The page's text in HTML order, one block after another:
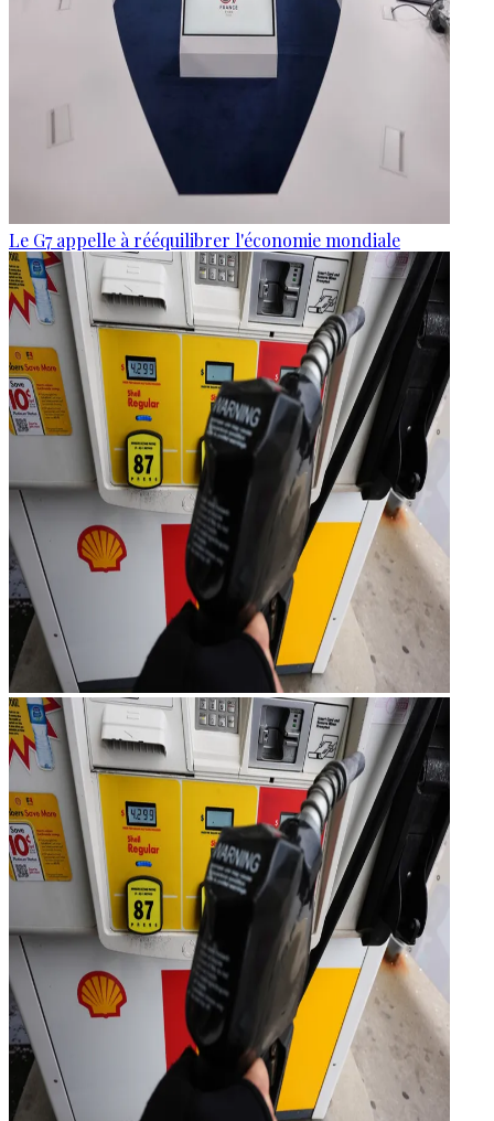
Le G7 appelle à rééquilibrer l'économie mondiale